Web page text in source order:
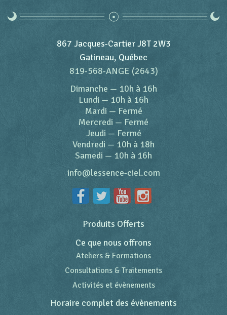
867 Jacques-Cartier J8T 2W3
Gatineau, Québec
819-568-ANGE (2643)
Dimanche — 10h à 16h
Lundi — 10h à 16h
Mardi — Fermé
Mercredi — Fermé
Jeudi — Fermé
Vendredi — 10h à 18h
Samedi — 10h à 16h
info@lessence-ciel.com
Produits Offerts
Ce que nous offrons
Ateliers & Formations
Consultations & Traitements
Activités et évènements
Horaire complet des évènements